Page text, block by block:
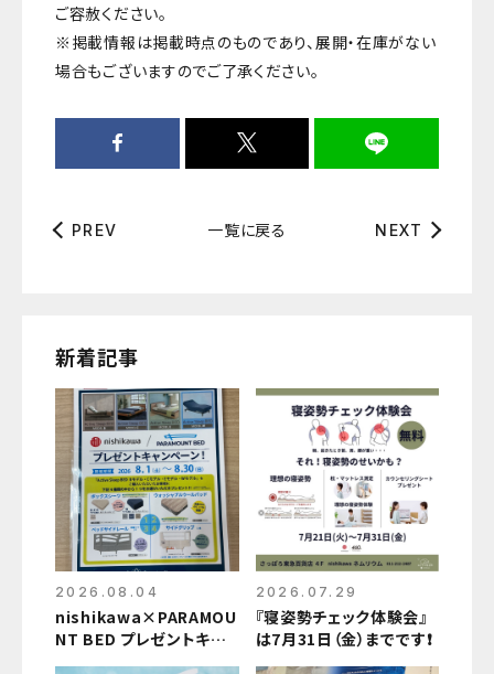
ご容赦ください。
※掲載情報は掲載時点のものであり、展開・在庫がない
場合もございますのでご了承ください。
PREV 一覧に戻る NEXT
新着記事
2026.08.04
nishikawa×PARAMOU
NT BED プレゼントキャ
ンペーン
2026.07.29
『寝姿勢チェック体験会』
は7月31日（金）までです❗️